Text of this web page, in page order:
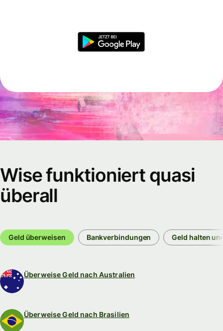
Wise funktioniert quasi
überall
Geld überweisen Bankverbindungen Geld halten
Überweise Geld nach Australien
Überweise Geld nach Brasilien